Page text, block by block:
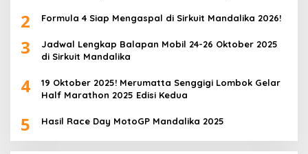
2 Formula 4 Siap Mengaspal di Sirkuit Mandalika 2026!
3
Jadwal Lengkap Balapan Mobil 24-26 Oktober 2025
di Sirkuit Mandalika
4
19 Oktober 2025! Merumatta Senggigi Lombok Gelar
Half Marathon 2025 Edisi Kedua
5 Hasil Race Day MotoGP Mandalika 2025